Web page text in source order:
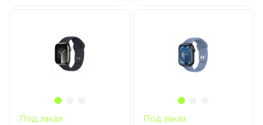
Под заказ Под заказ